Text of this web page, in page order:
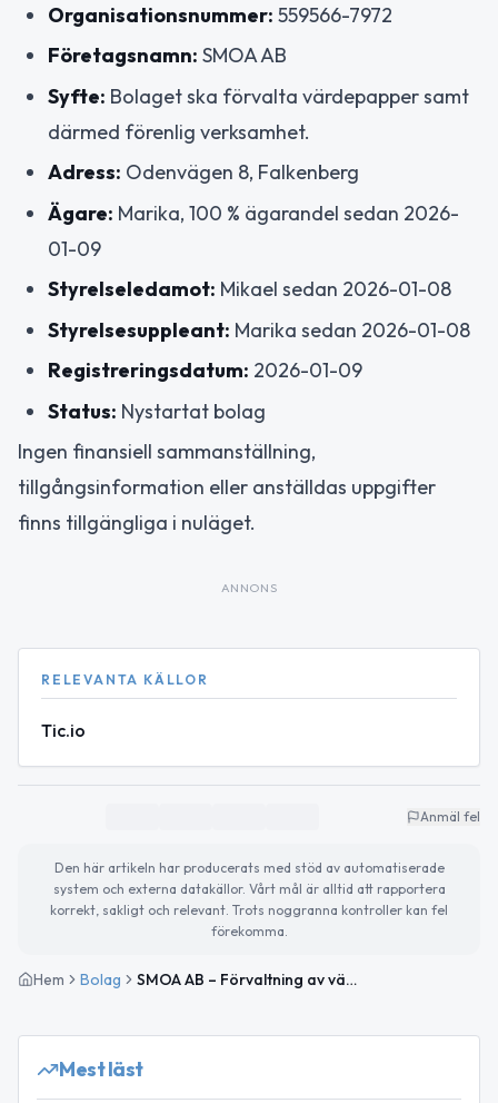
Organisationsnummer: 559566-7972
Företagsnamn: SMOA AB
Syfte: Bolaget ska förvalta värdepapper samt
därmed förenlig verksamhet.
Adress: Odenvägen 8, Falkenberg
Ägare: Marika, 100 % ägarandel sedan 2026-
01-09
Styrelseledamot: Mikael sedan 2026-01-08
Styrelsesuppleant: Marika sedan 2026-01-08
Registreringsdatum: 2026-01-09
Status: Nystartat bolag
Ingen finansiell sammanställning,
tillgångsinformation eller anställdas uppgifter
finns tillgängliga i nuläget.
ANNONS
RELEVANTA KÄLLOR
Tic.io
Anmäl fel
Den här artikeln har producerats med stöd av automatiserade
system och externa datakällor. Vårt mål är alltid att rapportera
korrekt, sakligt och relevant. Trots noggranna kontroller kan fel
förekomma.
Hem Bolag SMOA AB – Förvaltning av värdepapper i Falkenberg
Mest läst